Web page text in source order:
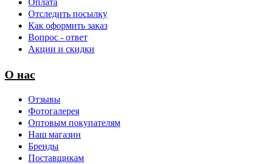
Оплата
Отследить посылку
Как оформить заказ
Вопрос - ответ
Акции и скидки
О нас
Отзывы
Фотогалерея
Оптовым покупателям
Наш магазин
Бренды
Поставщикам